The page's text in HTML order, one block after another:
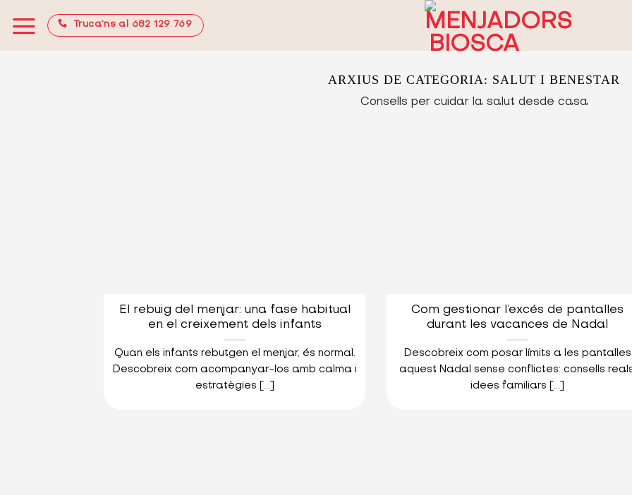
Truca’ns al 682 129 769
ARXIUS DE CATEGORIA: SALUT I BENESTAR
Consells per cuidar la salut desde casa
El rebuig del menjar: una fase habitual
en el creixement dels infants
Quan els infants rebutgen el menjar, és normal.
Descobreix com acompanyar-los amb calma i
estratègies [...]
Com gestionar l’excés de pantalles
durant les vacances de Nadal
Descobreix com posar límits a les pantalles
aquest Nadal sense conflictes: consells
idees familiars [...]